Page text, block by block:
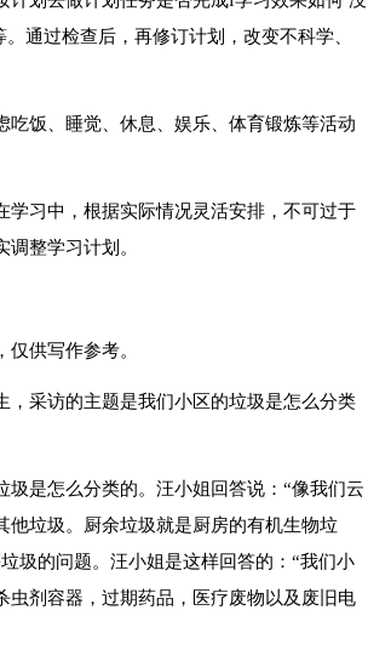
通过检查后，再修订计划，改变不科学、
吃饭、睡觉、休息、娱乐、体育锻炼等活动
习中，根据实际情况灵活安排，不可过于
整学习计划。
供写作参考。
采访的主题是我们小区的垃圾是怎么分类
是怎么分类的。汪小姐回答说：“像我们云
他垃圾。厨余垃圾就是厨房的有机生物垃
圾的问题。汪小姐是这样回答的：“我们小
虫剂容器，过期药品，医疗废物以及废旧电